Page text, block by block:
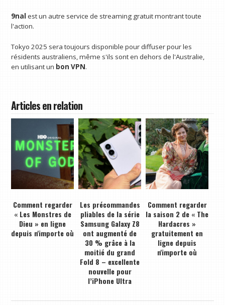
9nal est un autre service de streaming gratuit montrant toute
l'action.
Tokyo 2025 sera toujours disponible pour diffuser pour les
résidents australiens, même s'ils sont en dehors de l'Australie,
en utilisant un bon VPN.
Articles en relation
Comment regarder
« Les Monstres de
Dieu » en ligne
depuis n'importe où
Les précommandes
pliables de la série
Samsung Galaxy Z8
ont augmenté de
30 % grâce à la
moitié du grand
Fold 8 – excellente
nouvelle pour
l’iPhone Ultra
Comment regarder
la saison 2 de « The
Hardacres »
gratuitement en
ligne depuis
n'importe où